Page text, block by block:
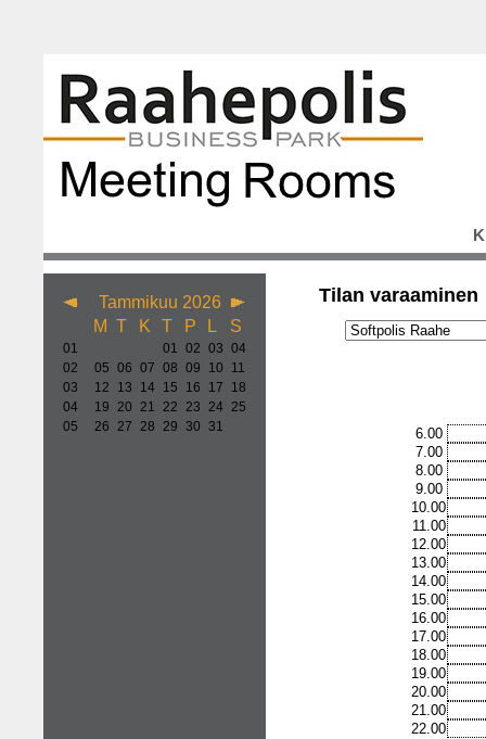
Tammikuu 2026
M T K T P L S
01 01 02 03 04
02
05 06 07 08 09 10
11
03
12 13 14 15 16 17
18
04
19 20 21 22 23 24 25
05
26 27 28 29 30 31
Tilan varaaminen
6.00
7.00
8.00
9.00
10.00
11.00
12.00
13.00
14.00
15.00
16.00
17.00
18.00
19.00
20.00
21.00
22.00